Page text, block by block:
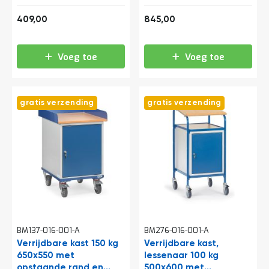
409,00
Voeg toe
en uittrekbare
schuiflade
845,00
Voeg toe
gratis verzending
BM137-016-001-A
Verrijdbare kast 150 kg
650x550 met
gratis verzending
BM276-016-001-A
Verrijdbare kast,
lessenaar 100 kg